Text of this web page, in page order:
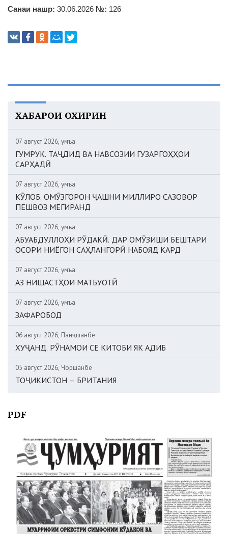
Санаи нашр: 30.06.2026 №: 126
ХАБАРҲОИ ОХИРИН
07 август 2026, Ҷумъа
ГУМРУК. ТАҶДИД ВА НАВСОЗИИ ГУЗАРГОҲҲОИ
САРҲАДӢ
07 август 2026, Ҷумъа
КӮЛОБ. ОМӮЗГОРОН ҶАШНИ МИЛЛИРО САЗОВОР
ПЕШВОЗ МЕГИРАНД
07 август 2026, Ҷумъа
АБУАБДУЛЛОҲИ РӮДАКӢ. ДАР ОМӮЗИШИ БЕШТАРИ
ОСОРИ НИЁГОН САҲЛАНГОРӢ НАБОЯД КАРД
07 август 2026, Ҷумъа
АЗ НИШАСТҲОИ МАТБУОТӢ
07 август 2026, Ҷумъа
ЗАФАРОБОД
06 август 2026, Панҷшанбе
ХУҶАНД. РӮНАМОИ СЕ КИТОБИ ЯК АДИБ
05 август 2026, Чоршанбе
ТОҶИКИСТОН – БРИТАНИЯ
PDF